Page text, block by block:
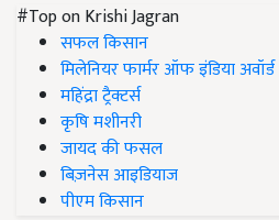
#Top on Krishi Jagran
सफल किसान
मिलेनियर फार्मर ऑफ इंडिया अवॉर्ड
महिंद्रा ट्रैक्टर्स
कृषि मशीनरी
जायद की फसल
बिज़नेस आइडियाज
पीएम किसान